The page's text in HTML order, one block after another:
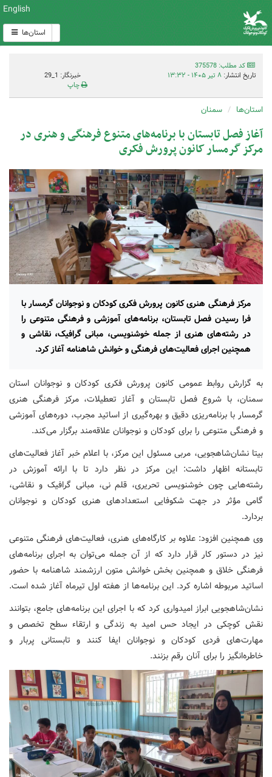
English
استان‌ها
کد مطلب: 375578
تاریخ انتشار: ۸ تیر ۱۴۰۵ - ۱۳:۳۲
خبرنگار: 1_29
چاپ
استان‌ها سمنان
آغاز فصل تابستان با برنامه‌های متنوع فرهنگی و هنری در
مرکز گرمسار کانون پرورش فکری
مرکز فرهنگی هنری کانون پرورش فکری کودکان و نوجوانان گرمسار با
فرا رسیدن فصل تابستان، برنامه‌های آموزشی و فرهنگی متنوعی را
در رشته‌های هنری از جمله خوشنویسی، مبانی گرافیک، نقاشی و
همچنین اجرای فعالیت‌های فرهنگی و خوانش شاهنامه آغاز کرد.
به گزارش روابط عمومی کانون پرورش فکری کودکان و نوجوانان استان
سمنان، با شروع فصل تابستان و آغاز تعطیلات، مرکز فرهنگی هنری
گرمسار با برنامه‌ریزی دقیق و بهره‌گیری از اساتید مجرب، دوره‌های آموزشی
و فرهنگی متنوعی را برای کودکان و نوجوانان علاقه‌مند برگزار می‌کند.
بیتا نشان‌شاهجویی، مربی مسئول این مرکز، با اعلام خبر آغاز فعالیت‌های
تابستانه اظهار داشت: این مرکز در نظر دارد تا با ارائه آموزش در
رشته‌هایی چون خوشنویسی تحریری، قلم نی، مبانی گرافیک و نقاشی،
گامی مؤثر در جهت شکوفایی استعدادهای هنری کودکان و نوجوانان
بردارد.
وی همچنین افزود: علاوه بر کارگاه‌های هنری، فعالیت‌های فرهنگی متنوعی
نیز در دستور کار قرار دارد که از آن جمله می‌توان به اجرای برنامه‌های
فرهنگی خلاق و همچنین بخش خوانش متون ارزشمند شاهنامه با حضور
اساتید مربوطه اشاره کرد. این برنامه‌ها از هفته اول تیرماه آغاز شده است.
نشان‌شاهجویی ابراز امیدواری کرد که با اجرای این برنامه‌های جامع، بتوانند
نقش کوچکی در ایجاد حس امید به زندگی و ارتقاء سطح تخصص و
مهارت‌های فردی کودکان و نوجوانان ایفا کنند و تابستانی پربار و
خاطره‌انگیز را برای آنان رقم بزنند.